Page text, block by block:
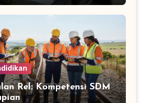
Rel: Kompetensi SDM